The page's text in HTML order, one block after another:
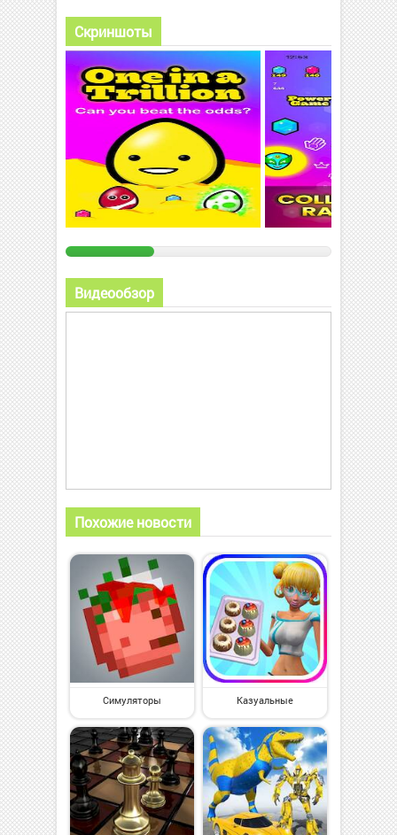
Скриншоты
Видеообзор
Похожие новости
Симуляторы Казуальные